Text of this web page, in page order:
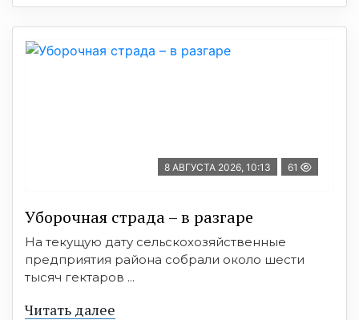
8 АВГУСТА 2026, 10:13 61
Уборочная страда – в разгаре
На текущую дату сельскохозяйственные
предприятия района собрали около шести
тысяч гектаров ...
Читать далее